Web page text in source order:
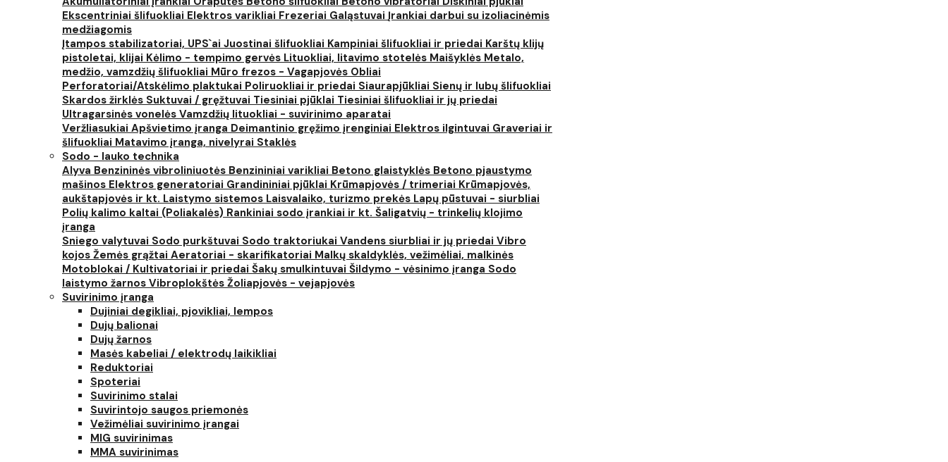
Ekscentriniai šlifuokliai Elektros varikliai Frezeriai Galąstuvai Įrankiai darbui su izoliacinėmis
medžiagomis
Įtampos stabilizatoriai, UPS`ai Juostinai šlifuokliai Kampiniai šlifuokliai ir priedai Karštų klijų
pistoletai, klijai Kėlimo - tempimo gervės Lituokliai, litavimo stotelės Maišyklės Metalo,
medžio, vamzdžių šlifuokliai Mūro frezos - Vagapjovės Obliai
Perforatoriai/Atskėlimo plaktukai Poliruokliai ir priedai Siaurapjūkliai Sienų ir lubų šlifuokliai
Skardos žirklės Suktuvai / gręžtuvai Tiesiniai pjūklai Tiesiniai šlifuokliai ir jų priedai
Ultragarsinės vonelės Vamzdžių lituokliai - suvirinimo aparatai
Veržliasukiai Apšvietimo įranga Deimantinio gręžimo įrenginiai Elektros ilgintuvai Graveriai ir
šlifuokliai Matavimo įranga, nivelyrai Staklės
Sodo - lauko technika
Alyva Benzininės vibroliniuotės Benzininiai varikliai Betono glaistyklės Betono pjaustymo
mašinos Elektros generatoriai Grandininiai pjūklai Krūmapjovės / trimeriai Krūmapjovės,
aukštapjovės ir kt. Laistymo sistemos Laisvalaiko, turizmo prekės Lapų pūstuvai - siurbliai
Polių kalimo kaltai (Poliakalės) Rankiniai sodo įrankiai ir kt. Šaligatvių - trinkelių klojimo
įranga
Sniego valytuvai Sodo purkštuvai Sodo traktoriukai Vandens siurbliai ir jų priedai Vibro
kojos Žemės grąžtai Aeratoriai - skarifikatoriai Malkų skaldyklės, vežimėliai, malkinės
Motoblokai / Kultivatoriai ir priedai Šakų smulkintuvai Šildymo - vėsinimo įranga Sodo
laistymo žarnos Vibroplokštės Žoliapjovės - vejapjovės
Suvirinimo įranga
Dujiniai degikliai, pjovikliai, lempos
Dujų balionai
Dujų žarnos
Masės kabeliai / elektrodų laikikliai
Reduktoriai
Spoteriai
Suvirinimo stalai
Suvirintojo saugos priemonės
Vežimėliai suvirinimo įrangai
MIG suvirinimas
MMA suvirinimas